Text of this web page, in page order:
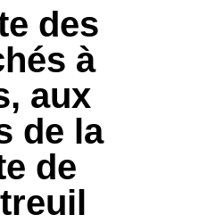
des
à
aux
de la
de